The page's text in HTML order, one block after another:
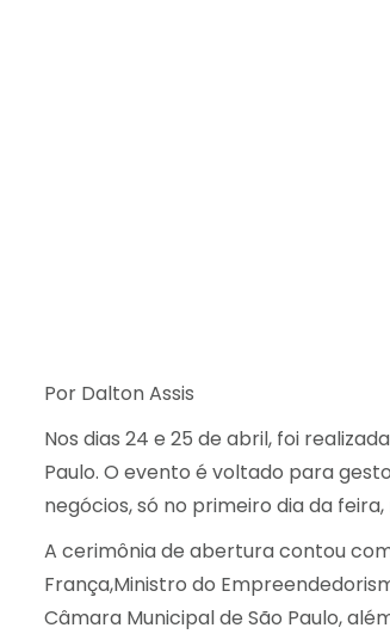
Por Dalton Assis
Nos dias 24 e 25 de abril, foi
Paulo. O evento é voltado para
negócios, só no primeiro dia da
A cerimônia de abertura contou
França,Ministro do
Câmara Municipal de São Paulo,